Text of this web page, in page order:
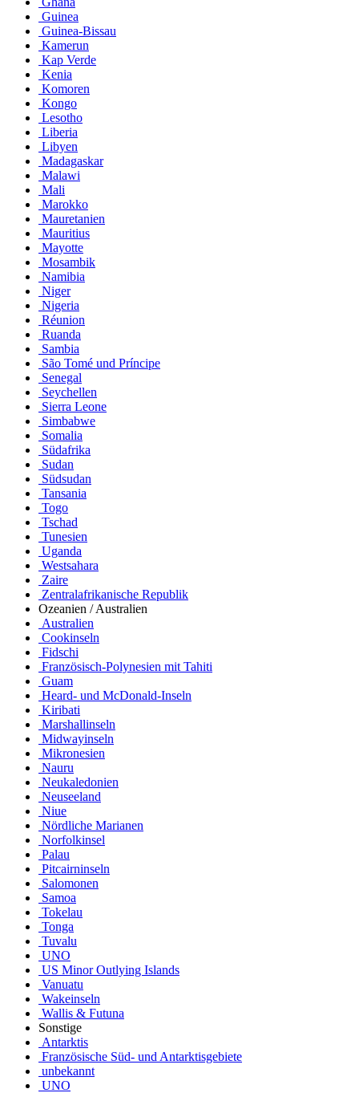
Guinea
Guinea-Bissau
Kamerun
Kap Verde
Kenia
Komoren
Kongo
Lesotho
Liberia
Libyen
Madagaskar
Malawi
Mali
Marokko
Mauretanien
Mauritius
Mayotte
Mosambik
Namibia
Niger
Nigeria
Réunion
Ruanda
Sambia
São Tomé und Príncipe
Senegal
Seychellen
Sierra Leone
Simbabwe
Somalia
Südafrika
Sudan
Südsudan
Tansania
Togo
Tschad
Tunesien
Uganda
Westsahara
Zaire
Zentralafrikanische Republik
Ozeanien / Australien
Australien
Cookinseln
Fidschi
Französisch-Polynesien mit Tahiti
Guam
Heard- und McDonald-Inseln
Kiribati
Marshallinseln
Midwayinseln
Mikronesien
Nauru
Neukaledonien
Neuseeland
Niue
Nördliche Marianen
Norfolkinsel
Palau
Pitcairninseln
Salomonen
Samoa
Tokelau
Tonga
Tuvalu
UNO
US Minor Outlying Islands
Vanuatu
Wakeinseln
Wallis & Futuna
Sonstige
Antarktis
Französische Süd- und Antarktisgebiete
unbekannt
UNO